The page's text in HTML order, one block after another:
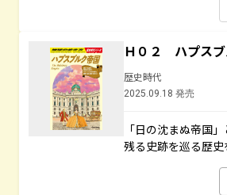
Ｈ０２ ハプスブ
歴史時代
2025.09.18 発売
「日の沈まぬ帝国
残る史跡を巡る歴史